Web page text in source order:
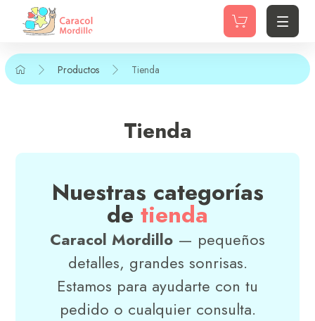
Productos Tienda
Tienda
Nuestras categorías
de tienda
Caracol Mordillo — pequeños
detalles, grandes sonrisas.
Estamos para ayudarte con tu
pedido o cualquier consulta.